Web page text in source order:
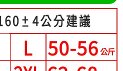
公司」（以下簡稱本公司）所提供，讓
品或服務，並由商店將買賣／分期付款
」之契約關係目的，商店將以您的個人
予台灣大哥大進項蒐集、處理及利用，
資料之確認、核對及更正。
結：https://oppay.tw/userRule
款，方視為交易完成。
刻繳費，但若您需要取消訂單，請聯絡
之訂單仍視為有效，需透過AFTEE先享
付 」之結帳頁面顯示為準，若有關於
等相關疑問，請聯繫「AFTEE先享後付
support/home
)免運費
)免運費